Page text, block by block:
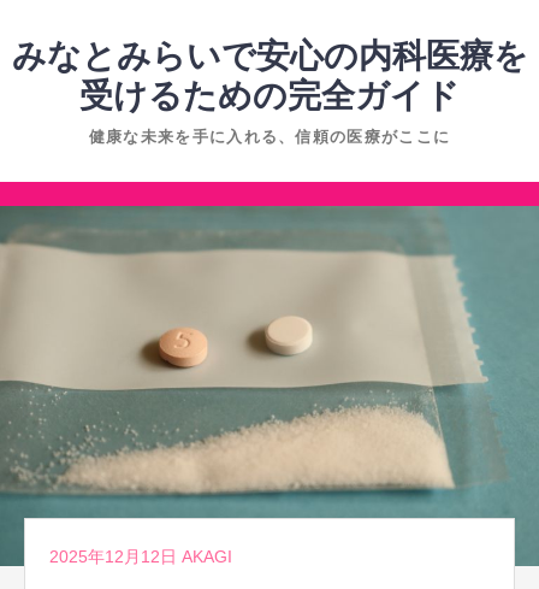
へ
ス
キ
みなとみらいで安心の内科医療を
受けるための完全ガイド
健康な未来を手に入れる、信頼の医療がここに
コ
ン
ス
キ
ッ
プ
2025年12月12日 AKAGI